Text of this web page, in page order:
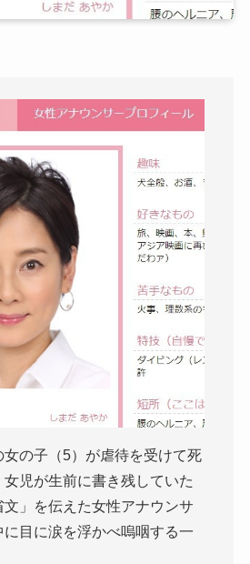
の子（5）が虐待を受けて死
児が生前に書き残していた
文」を伝えた女性アナウンサ
に目に涙を浮かべ嗚咽する一